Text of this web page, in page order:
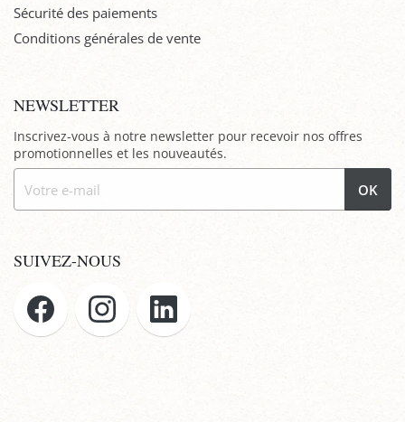
Sécurité des paiements
Conditions générales de vente
NEWSLETTER
Inscrivez-vous à notre newsletter pour recevoir nos offres
promotionnelles et les nouveautés.
OK
SUIVEZ-NOUS